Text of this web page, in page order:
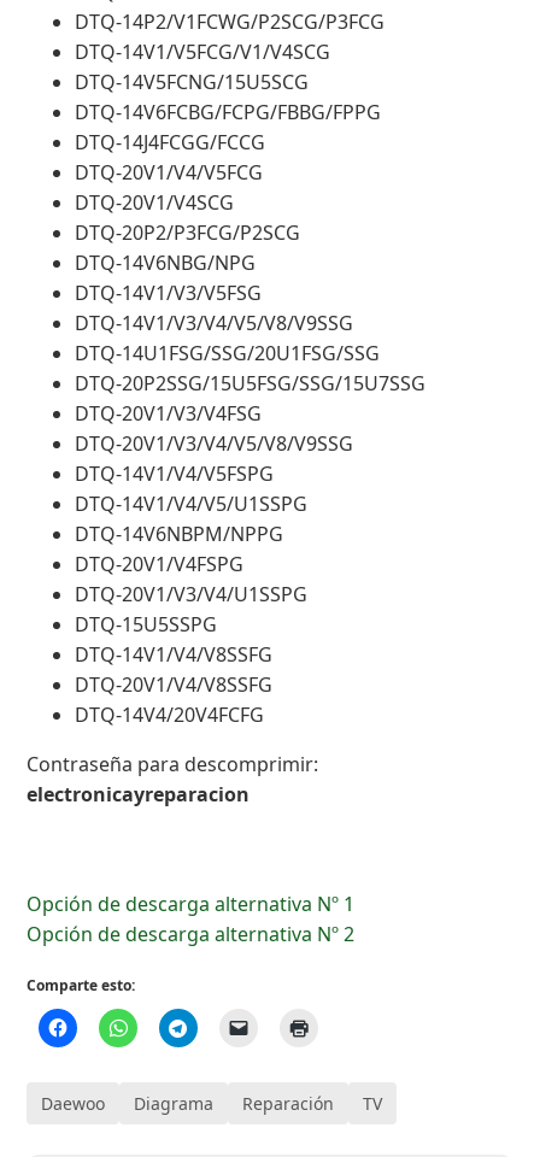
DTQ-14P2/V1FCWG/P2SCG/P3FCG
DTQ-14V1/V5FCG/V1/V4SCG
DTQ-14V5FCNG/15U5SCG
DTQ-14V6FCBG/FCPG/FBBG/FPPG
DTQ-14J4FCGG/FCCG
DTQ-20V1/V4/V5FCG
DTQ-20V1/V4SCG
DTQ-20P2/P3FCG/P2SCG
DTQ-14V6NBG/NPG
DTQ-14V1/V3/V5FSG
DTQ-14V1/V3/V4/V5/V8/V9SSG
DTQ-14U1FSG/SSG/20U1FSG/SSG
DTQ-20P2SSG/15U5FSG/SSG/15U7SSG
DTQ-20V1/V3/V4FSG
DTQ-20V1/V3/V4/V5/V8/V9SSG
DTQ-14V1/V4/V5FSPG
DTQ-14V1/V4/V5/U1SSPG
DTQ-14V6NBPM/NPPG
DTQ-20V1/V4FSPG
DTQ-20V1/V3/V4/U1SSPG
DTQ-15U5SSPG
DTQ-14V1/V4/V8SSFG
DTQ-20V1/V4/V8SSFG
DTQ-14V4/20V4FCFG
Contraseña para descomprimir:
electronicayreparacion
Opción de descarga alternativa Nº 1
Opción de descarga alternativa Nº 2
Comparte esto:
Daewoo Diagrama Reparación TV